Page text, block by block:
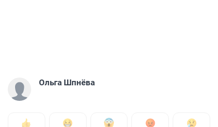
Ольга Шпнёва